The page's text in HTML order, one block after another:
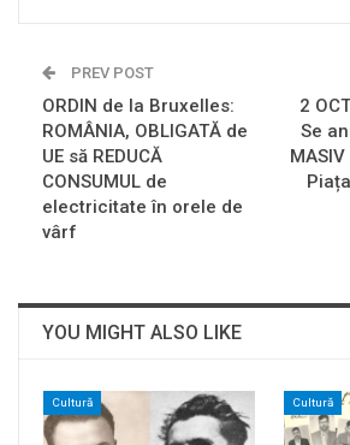
PREV POST
ORDIN de la Bruxelles:
ROMÂNIA, OBLIGATĂ de
UE să REDUCĂ
CONSUMUL de
electricitate în orele de
vârf
2
Se
YOU MIGHT ALSO LIKE
Cultură Cultură